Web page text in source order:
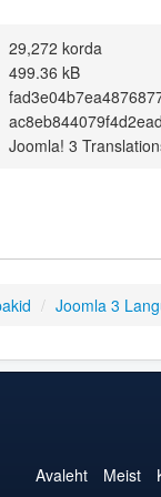
29,272 korda
499.36 kB
Joomla! 3
/ Joomla 3
Avaleht Meist